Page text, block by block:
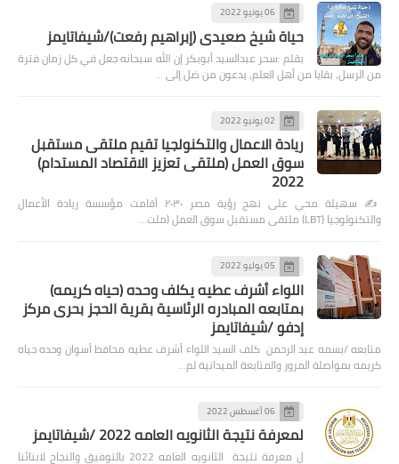
06 يونيو 2022
حياة شيخ صعيدى (إبراهيم رفعت)/شيفاتايمز
بقلم :سحر عبدالسيد أبوبكر إن الله سبحانه جعل في كل زمان فترة
من الرسل، بقايا من أهل العلم، يدعون من ضل إلى …
02 يونيو 2022
ريادة الاعمال والتكنولجيا تقيم ملتقى مستقبل
سوق العمل (ملتقى تعزيز الاقتصاد المستدام)
2022
✍️ سهيلة محي على نهج رؤية مصر ٢٠٣٠ أقامت مؤسسة ريادة الأعمال
والتكنولوجيا (LBT) ملتقى مستقبل سوق العمل (ملت…
05 يوليو 2022
اللواء أشرف عطيه يكلف وحده (حياه كريمه)
بمتابعه المبادره الرئاسية بقرية الحجز بحرى مركز
إدفو /شيفاتايمز
متابعه /بسمه عبد الرحمن كلف السيد اللواء أشرف عطيه محافظ أسوان وحده حياه
كريمه بمواصلة المرور والمتابعة الميدانية لم…
06 أغسطس 2022
لمعرفة نتيجة الثانويه العامه 2022 /شيفاتايمز
ل معرفة نتيجة الثانويه العامه 2022 بالتوفيق والنجاح لابنائنا